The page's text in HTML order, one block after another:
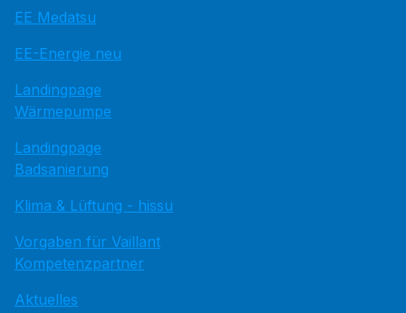
EE Medatsu
EE-Energie neu
Landingpage
Wärmepumpe
Landingpage
Badsanierung
Klima & Lüftung - hissu
Vorgaben für Vaillant
Kompetenzpartner
Aktuelles